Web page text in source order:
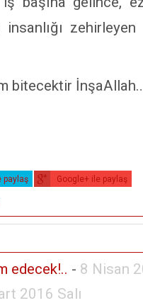
bitecektir
paylaş Google+ ile paylaş
edecek!.. - 8 Nisan
2016 Salı